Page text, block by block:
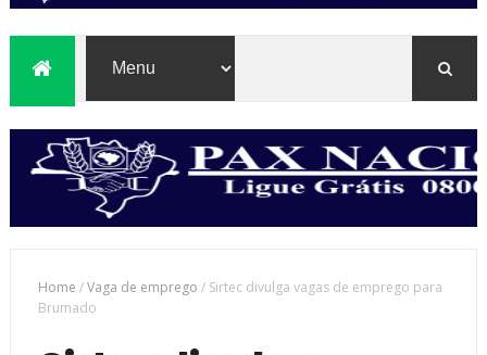
Home /Vaga de emprego / Sirtec divulga vagas de emprego para
Brumado